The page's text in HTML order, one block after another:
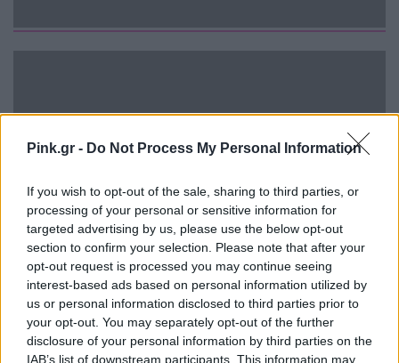
Pink.gr - Do Not Process My Personal Information
If you wish to opt-out of the sale, sharing to third parties, or
processing of your personal or sensitive information for
targeted advertising by us, please use the below opt-out
section to confirm your selection. Please note that after your
opt-out request is processed you may continue seeing
interest-based ads based on personal information utilized by
us or personal information disclosed to third parties prior to
your opt-out. You may separately opt-out of the further
disclosure of your personal information by third parties on the
IAB’s list of downstream participants. This information may